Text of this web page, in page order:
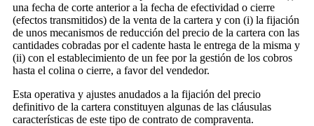
una fecha de corte anterior a la fecha de efectividad o cierre
(efectos transmitidos) de la venta de la cartera y con (i) la fijación
de unos mecanismos de reducción del precio de la cartera con las
cantidades cobradas por el cadente hasta le entrega de la misma y
(ii) con el establecimiento de un fee por la gestión de los cobros
hasta el colina o cierre, a favor del vendedor.
Esta operativa y ajustes anudados a la fijación del precio
definitivo de la cartera constituyen algunas de las cláusulas
características de este tipo de contrato de compraventa.